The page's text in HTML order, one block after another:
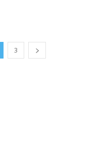
3